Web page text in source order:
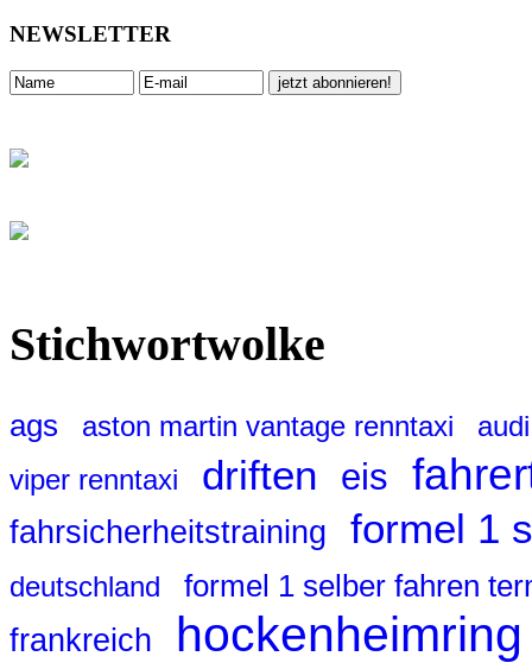
NEWSLETTER
Stichwortwolke
ags aston martin vantage renntaxi
viper renntaxi
driften eis
fahrsicherheitstraining formel 1
deutschland formel 1 selber fahren
frankreich hockenheimring